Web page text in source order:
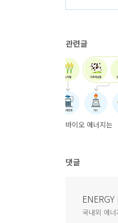
관련글
바이오 에너지는
댓글
국내외 에